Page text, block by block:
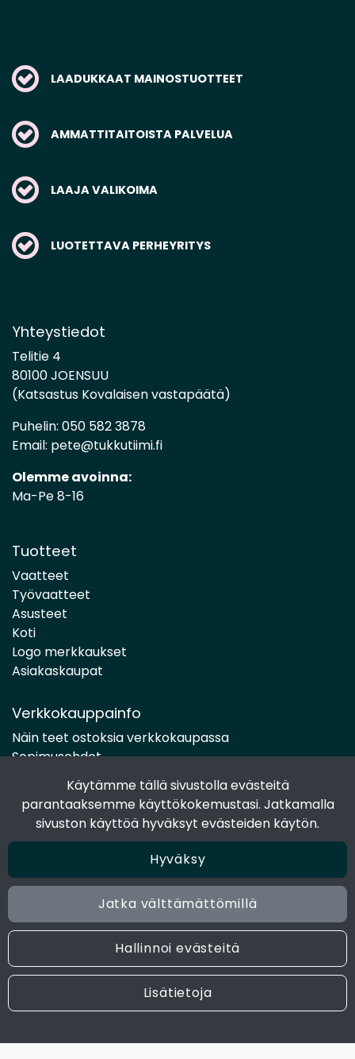
Käytämme tällä sivustolla evästeitä
parantaaksemme käyttökokemustasi. Jatkamalla
sivuston käyttöä hyväksyt evästeiden käytön.
Hyväksy
Jatka välttämättömillä
Hallinnoi evästeitä
Lisätietoja
LAADUKKAAT MAINOSTUOTTEET
AMMATTITAITOISTA PALVELUA
LAAJA VALIKOIMA
LUOTETTAVA PERHEYRITYS
Yhteystiedot
Telitie 4
80100 JOENSUU
(Katsastus Kovalaisen vastapäätä)
Puhelin: 050 582 3878
Email: pete@tukkutiimi.fi
Olemme avoinna:
Ma-Pe 8-16
Tuotteet
Vaatteet
Työvaatteet
Asusteet
Koti
Logo merkkaukset
Asiakaskaupat
Verkkokauppainfo
Näin teet ostoksia verkkokaupassa
Sopimusehdot
Toimitustavat
Maksutavat
Tietosuojaseloste
Seuraa sosiaalisessa mediassa
Facebook
Instagram
© 2024 Joen Tukkutiimi. All rights reserved. Site by